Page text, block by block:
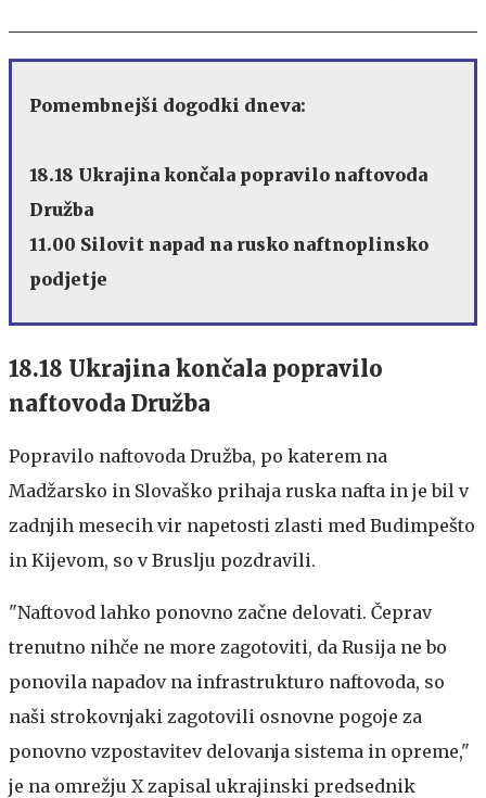
Pomembnejši dogodki dneva:
18.18 Ukrajina končala popravilo naftovoda
Družba
11.00 Silovit napad na rusko naftnoplinsko
podjetje
18.18 Ukrajina končala popravilo
naftovoda Družba
Popravilo naftovoda Družba, po katerem na
Madžarsko in Slovaško prihaja ruska nafta in je bil v
zadnjih mesecih vir napetosti zlasti med Budimpešto
in Kijevom, so v Bruslju pozdravili.
"Naftovod lahko ponovno začne delovati. Čeprav
trenutno nihče ne more zagotoviti, da Rusija ne bo
ponovila napadov na infrastrukturo naftovoda, so
naši strokovnjaki zagotovili osnovne pogoje za
ponovno vzpostavitev delovanja sistema in opreme,"
je na omrežju X zapisal ukrajinski predsednik